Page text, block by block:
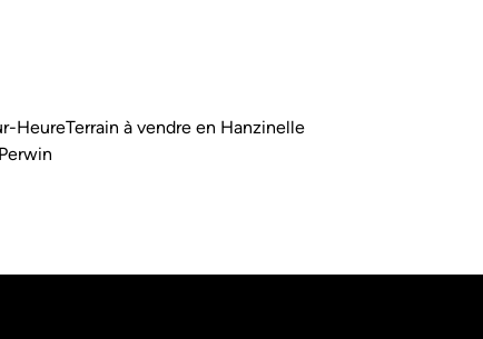
HeureTerrain à vendre en Hanzinelle